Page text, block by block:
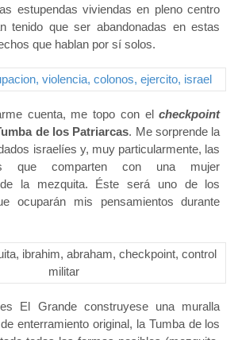
estupendas viviendas en pleno centro
tenido que ser abandonadas en estas
que hablan por sí solos.
cuenta, me topo con elcheckpoint
de los Patriarcas. Me sorprende la
israelíes y, muy particularmente, las
que comparten con una mujer
de la mezquita. Éste será uno de los
ocuparán mis pensamientos durante
El Grande construyese una muralla
enterramiento original, la Tumba de los